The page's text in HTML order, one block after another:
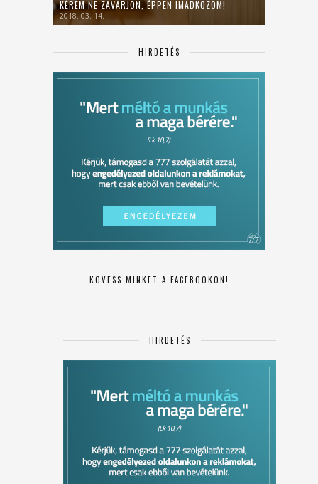
KÉREM NE ZAVARJON, ÉPPEN IMÁDKOZOM!
2018. 03. 14.
HIRDETÉS
KÖVESS MINKET A FACEBOOKON!
HIRDETÉS